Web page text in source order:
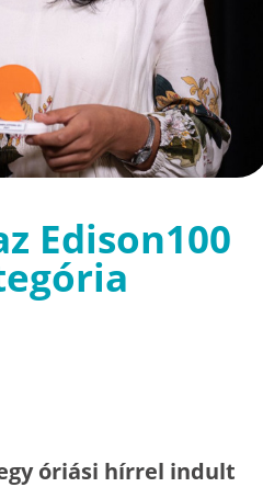
Edison100
óriási hírrel indult